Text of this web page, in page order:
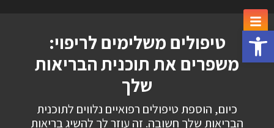
פתח סרגל נגישותטיפולים משלימים לריפוי:
משפרים את תוכנית הבריאות
שלך
כיום, הוספת טיפולים רפואיים נלווים לתוכנית
הבריאות שלך חשובה. זה עוזר לך להשיג בריאות